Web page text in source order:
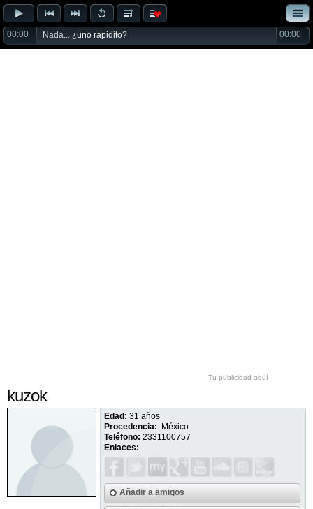
00:00 Nada... ¿uno rapidito? 00:00
Tu publicidad aquí
kuzok
Edad: 31 años
Procedencia:
México
Teléfono: 2331100757
Enlaces:
Añadir a amigos